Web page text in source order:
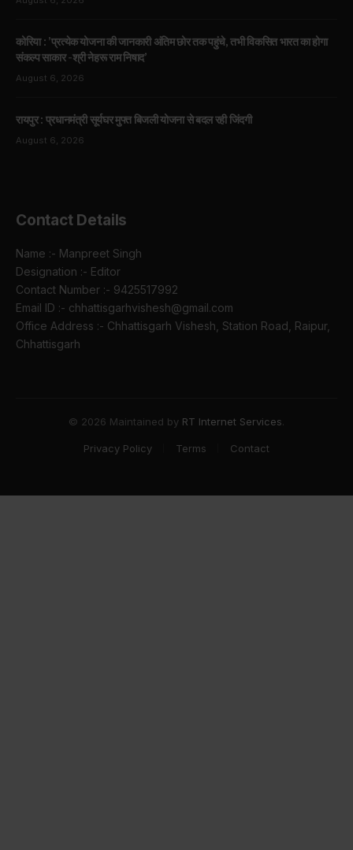
कोरिया : ’प्रत्येक योजना की जानकारी अंतिम छोर तक पहुंचे, तभी विकसित भारत का होगा
संकल्प साकार -श्री नेहरू राम निषाद’
August 6, 2026
रायपुर : प्रधानमंत्री सूर्यघर मुफ्त बिजली योजना से बदल रही जिंदगी
August 6, 2026
Contact Details
Name :- Manpreet Singh
Designation :- Editor
Contact Number :- 9425517992
Email ID :- chhattisgarhvishesh@gmail.com
Office Address :- Chhattisgarh Vishesh, Station Road, Raipur,
Chhattisgarh
© 2026 Maintained by RT Internet Services
Privacy Policy Terms Contact